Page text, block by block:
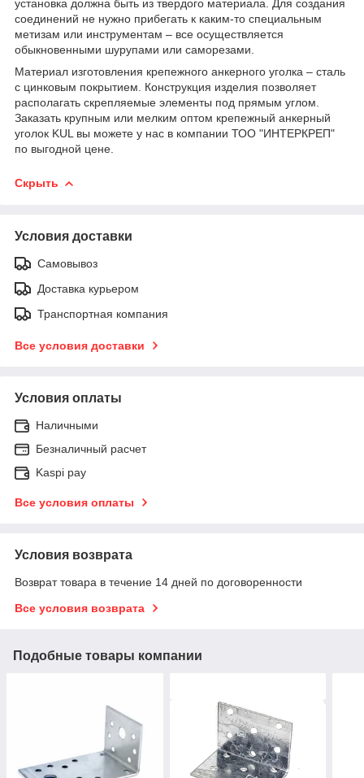
установка должна быть из твердого материала. Для создания
соединений не нужно прибегать к каким-то специальным
метизам или инструментам – все осуществляется
обыкновенными шурупами или саморезами.
Материал изготовления крепежного анкерного уголка – сталь
с цинковым покрытием. Конструкция изделия позволяет
располагать скрепляемые элементы под прямым углом.
Заказать крупным или мелким оптом крепежный анкерный
уголок KUL вы можете у нас в компании ТОО "ИНТЕРКРЕП"
по выгодной цене.
Скрыть
Условия доставки
Самовывоз
Доставка курьером
Транспортная компания
Все условия доставки
Условия оплаты
Наличными
Безналичный расчет
Kaspi pay
Все условия оплаты
Условия возврата
Возврат товара в течение 14 дней по договоренности
Все условия возврата
Подобные товары компании